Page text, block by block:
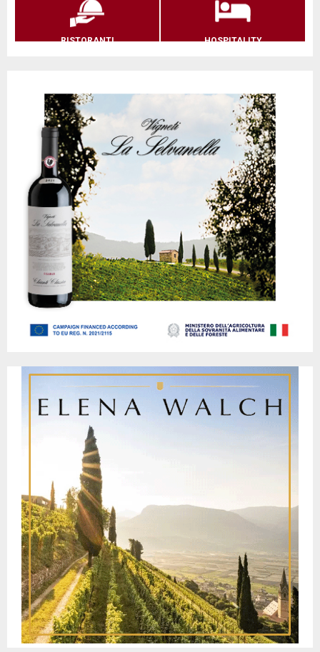
RISTORANTI HOSPITALITY